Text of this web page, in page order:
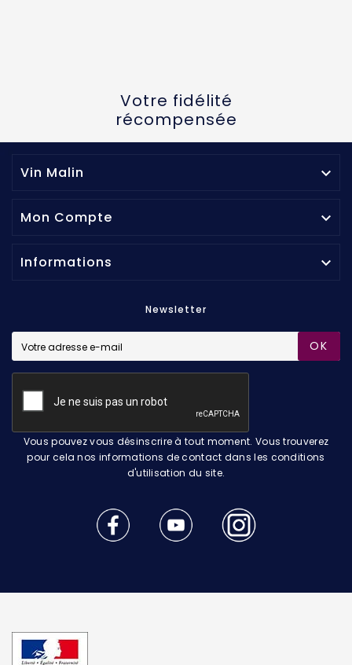
Votre fidélité
récompensée
Vin Malin 
Mon Compte 
Informations 
Newsletter
OK
Vous pouvez vous désinscrire à tout moment. Vous trouverez
pour cela nos informations de contact dans les conditions
d'utilisation du site.